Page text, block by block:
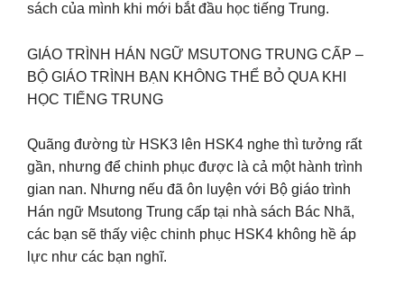
sách của mình khi mới bắt đầu học tiếng Trung.
GIÁO TRÌNH HÁN NGỮ MSUTONG TRUNG CẤP –
BỘ GIÁO TRÌNH BẠN KHÔNG THỂ BỎ QUA KHI
HỌC TIẾNG TRUNG
Quãng đường từ HSK3 lên HSK4 nghe thì tưởng rất
gần, nhưng để chinh phục được là cả một hành trình
gian nan. Nhưng nếu đã ôn luyện với Bộ giáo trình
Hán ngữ Msutong Trung cấp tại nhà sách Bác Nhã,
các bạn sẽ thấy việc chinh phục HSK4 không hề áp
lực như các bạn nghĩ.